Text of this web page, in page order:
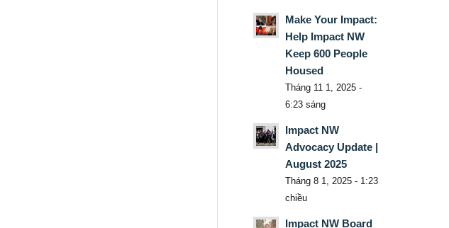
Make Your Impact:
Help Impact NW
Keep 600 People
Housed
Tháng 11 1, 2025 -
6:23 sáng
Impact NW
Advocacy Update |
August 2025
Tháng 8 1, 2025 - 1:23
chiều
Impact NW Board